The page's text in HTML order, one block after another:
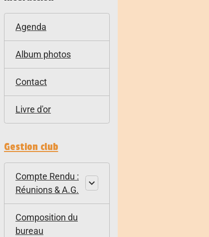
Agenda
Album photos
Contact
Livre d'or
Gestion club
Compte Rendu :
Réunions & A.G.
Composition du
bureau